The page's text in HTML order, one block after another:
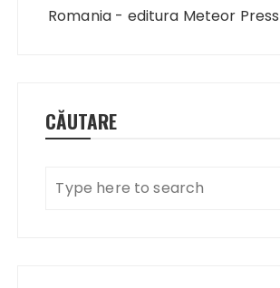
Romania - editura Meteor Press
CĂUTARE